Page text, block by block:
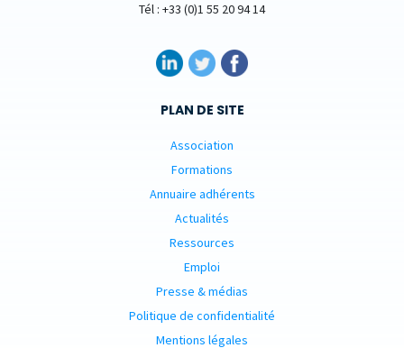
Tél : +33 (0)1 55 20 94 14
PLAN DE SITE
Association
Formations
Annuaire adhérents
Actualités
Ressources
Emploi
Presse & médias
Politique de confidentialité
Mentions légales